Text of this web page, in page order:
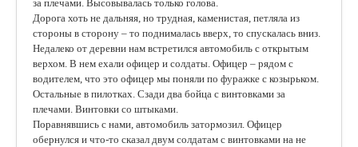
за плечами. Высовывалась только голова.
Дорога хоть не дальняя, но трудная, каменистая, петляла из
стороны в сторону – то поднималась вверх, то спускалась вниз.
Недалеко от деревни нам встретился автомобиль с открытым
верхом. В нем ехали офицер и солдаты. Офицер – рядом с
водителем, что это офицер мы поняли по фуражке с козырьком.
Остальные в пилотках. Сзади два бойца с винтовками за
плечами. Винтовки со штыками.
Поравнявшись с нами, автомобиль затормозил. Офицер
обернулся и что-то сказал двум солдатам с винтовками на не